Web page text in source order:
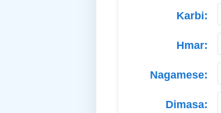
Karbi:
Hmar:
Nagamese:
Dimasa: